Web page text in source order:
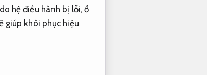
hệ điều hành bị lỗi, ổ
giúp khôi phục hiệu